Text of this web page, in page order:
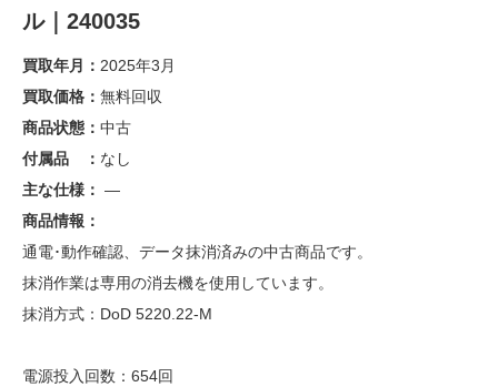
ル｜240035
買取年月： 2025年3月
買取価格： 無料回収
商品状態： 中古
付属品 ： なし
主な仕様： —
商品情報：
通電･動作確認、データ抹消済みの中古商品です。
抹消作業は専用の消去機を使用しています。
抹消方式：DoD 5220.22-M
電源投入回数：654回